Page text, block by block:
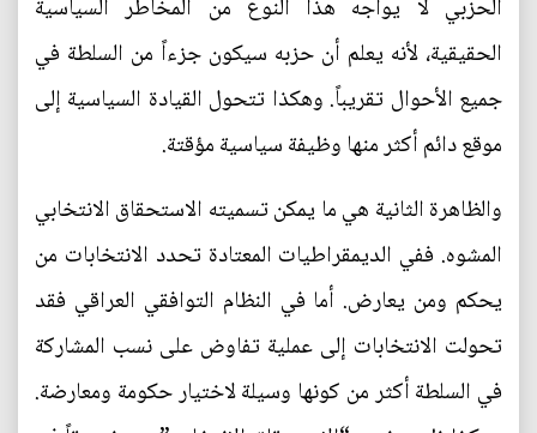
الحزبي لا يواجه هذا النوع من المخاطر السياسية
الحقيقية، لأنه يعلم أن حزبه سيكون جزءاً من السلطة في
جميع الأحوال تقريباً. وهكذا تتحول القيادة السياسية إلى
موقع دائم أكثر منها وظيفة سياسية مؤقتة.
والظاهرة الثانية هي ما يمكن تسميته الاستحقاق الانتخابي
المشوه. ففي الديمقراطيات المعتادة تحدد الانتخابات من
يحكم ومن يعارض. أما في النظام التوافقي العراقي فقد
تحولت الانتخابات إلى عملية تفاوض على نسب المشاركة
في السلطة أكثر من كونها وسيلة لاختيار حكومة ومعارضة.